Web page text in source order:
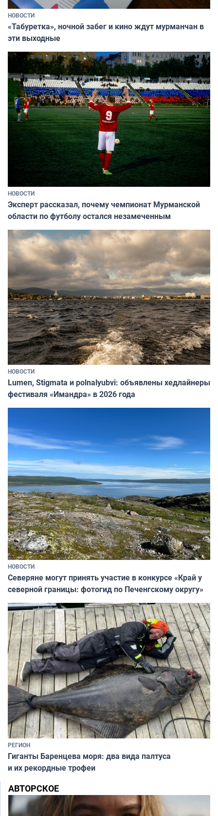
НОВОСТИ
«Табуретка», ночной забег и кино ждут мурманчан в
эти выходные
НОВОСТИ
Эксперт рассказал, почему чемпионат Мурманской
области по футболу остался незамеченным
НОВОСТИ
Lumen, Stigmata и polnalyubvi: объявлены хедлайнеры
фестиваля «Имандра» в 2026 года
НОВОСТИ
Северяне могут принять участие в конкурсе «Край у
северной границы: фотогид по Печенгскому округу»
РЕГИОН
Гиганты Баренцева моря: два вида палтуса
и их рекордные трофеи
АВТОРСКОЕ